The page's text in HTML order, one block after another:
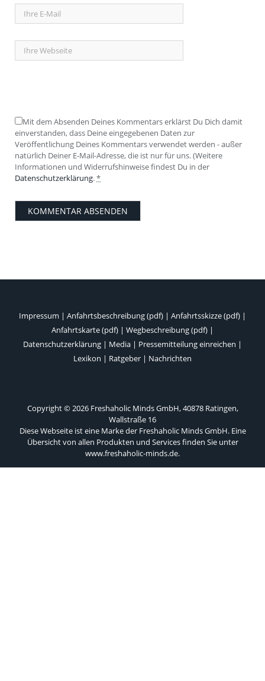
Mit dem Absenden Deines Kommentars erklärst Du Dich damit
einverstanden, dass Deine eingegebenen Daten zur
Veröffentlichung Deines Kommentars verwendet werden - außer
natürlich Deiner E-Mail-Adresse, die ist nur für uns. (Weitere
Informationen und Widerrufshinweise findest Du in der
Datenschutzerklärung.*
Impressum | Anfahrtsbeschreibung (pdf) | Anfahrtsskizze (pdf) |
Anfahrtskarte (pdf) | Wegbeschreibung (pdf) |
Datenschutzerklärung | Media | Pressemitteilung einreichen |
Lexikon | Ratgeber | Nachrichten
Copyright © 2026 Freshaholic Minds GmbH, 40878 Ratingen,
Wallstraße 16
Diese Webseite ist eine Marke der Freshaholic Minds GmbH. Eine
Übersicht von allen Produkten und Services finden Sie unter
www.freshaholic-minds.de.